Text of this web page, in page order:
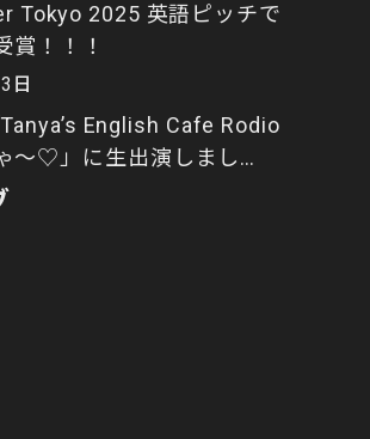
Tokyo 2025 英語ピッチで
賞！！！
日
English Cafe Rodio
～♡」に生出演しまし